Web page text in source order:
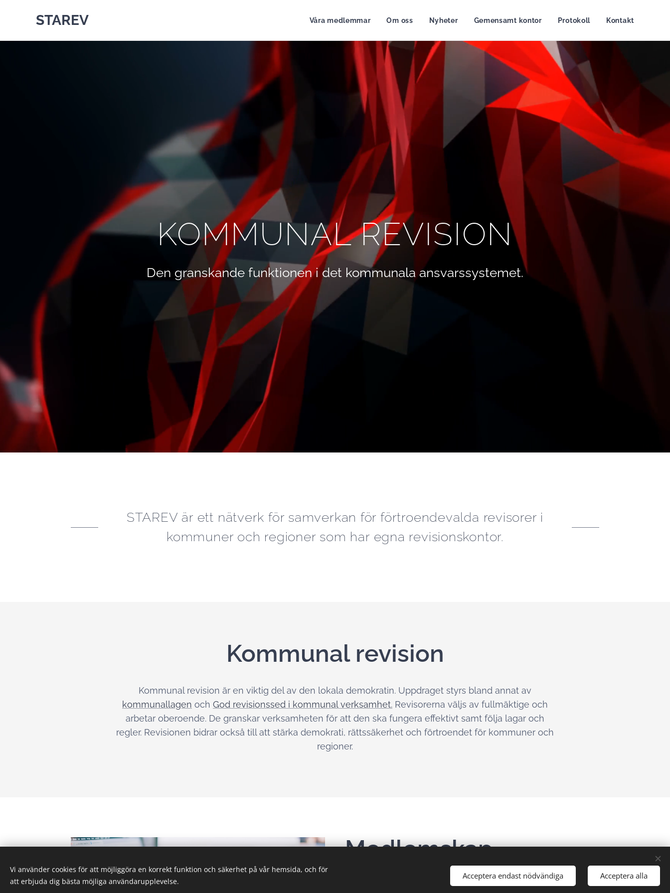
STAREV Våra medlemmar Om oss Nyheter Gemensamt kontor Protokoll Kontakt
KOMMUNAL REVISION
Den granskande funktionen i det kommunala ansvarssystemet.
STAREV är ett nätverk för samverkan för förtroendevalda revisorer i
kommuner och regioner som har egna revisionskontor.
Kommunal revision
Kommunal revision är en viktig del av den lokala demokratin. Uppdraget styrs bland annat av
kommunallagen och God revisionssed i kommunal verksamhet. Revisorerna väljs av fullmäktige och
arbetar oberoende. De granskar verksamheten för att den ska fungera effektivt samt följa lagar och
regler. Revisionen bidrar också till att stärka demokrati, rättssäkerhet och förtroendet för kommuner och
regioner.
Medlemskap
Kommuner och regioner som har egna revisionskontor kan
Vi använder cookies för att möjliggöra en korrekt funktion och säkerhet på vår hemsida, och för
att erbjuda dig bästa möjliga användarupplevelse.
Acceptera endast nödvändiga Acceptera alla